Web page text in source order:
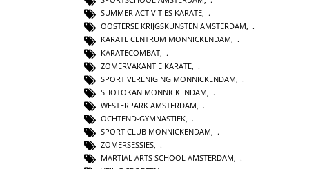
SUMMER ACTIVITIES KARATE,
OOSTERSE KRIJGSKUNSTEN AMSTERDAM,
KARATE CENTRUM MONNICKENDAM,
KARATECOMBAT
ZOMERVAKANTIE KARATE
SPORT VERENIGING MONNICKENDAM
SHOTOKAN MONNICKENDAM
WESTERPARK AMSTERDAM
OCHTEND-GYMNASTIEK
SPORT CLUB MONNICKENDAM
ZOMERSESSIES
MARTIAL ARTS SCHOOL AMSTERDAM,